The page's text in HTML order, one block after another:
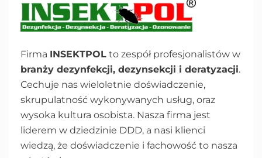
Firma INSEKTPOL to zespół profesjonalistów w
branży dezynfekcji, dezynsekcji i deratyzacji.
Cechuje nas wieloletnie doświadczenie,
skrupulatność wykonywanych usług, oraz
wysoka kultura osobista. Nasza firma jest
liderem w dziedzinie DDD, a nasi klienci
wiedzą, że doświadczenie i fachowość to nasza